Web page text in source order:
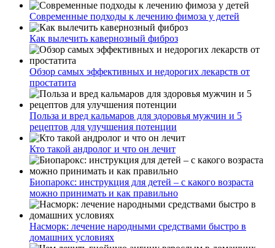
Современные подходы к лечению фимоза у детей
Как вылечить кавернозный фиброз
Обзор самых эффективных и недорогих лекарств от
простатита
Польза и вред кальмаров для здоровья мужчин и 5
рецептов для улучшения потенции
Кто такой андролог и что он лечит
Биопарокс: инструкция для детей – с какого возраста
можно принимать и как правильно
Насморк: лечение народными средствами быстро в
домашних условиях